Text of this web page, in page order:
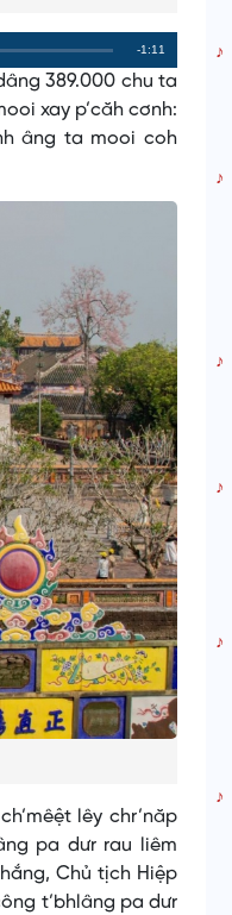
Remaining
Time
-1:11
389.000 chu ta
xay p’căh cơnh:
âng ta mooi coh
lêy chr’năp
pa dưr rau liêm
Chủ tịch Hiệp
t’bhlâng pa dưr